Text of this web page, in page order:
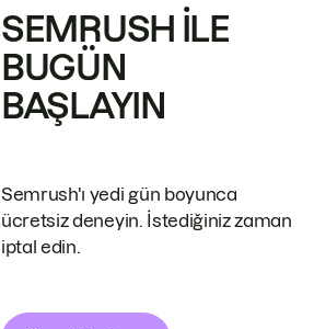
SEMRUSH ILE
BUGÜN
BAŞLAYIN
Semrush'ı yedi gün boyunca
ücretsiz deneyin. İstediğiniz zaman
iptal edin.